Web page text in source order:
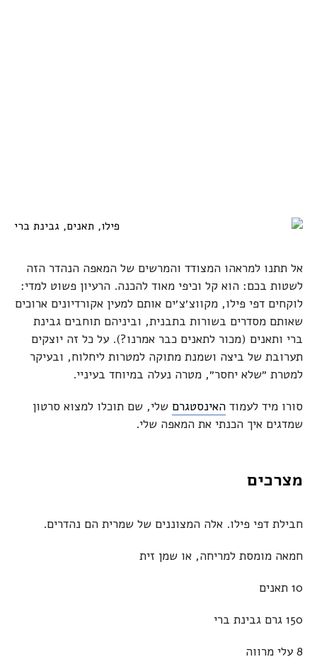
אל תתנו למראהו המצודד והמרשים של המאפה הנהדר הזה
לשטות בכם: הוא קל וכיפי מאוד להכנה. הרעיון פשוט למדי:
לוקחים דפי פילו, מקווצ׳צ׳ים אותם למעין אקורדיונים ארוכים
שאותם מסדרים בשורות בתבנית, וביניהם תוחבים גבינת
ברי ותאנים (מכור לתאנים כבר אמרנו?). על כל זה יוצקים
תערובת של ביצה ושמנת מתוקה למטרות ליחלוח, ובעיקר
למטרת ״שלא יחסר״, מטרה נעלה במיוחד בעיניי.
סורו מיד לעמוד האינסטגרם שלי, שם תוכלו למצוא סרטון
שמדגים איך הכנתי את המאפה שלי.
מצרכים
חבילת דפי פילו. אלה המצוננים של שמרית הם נהדרים.
חמאה מומסת למריחה, או שמן זית
10 תאנים
150 גרם גבינת ברי
8 עלי מרווה